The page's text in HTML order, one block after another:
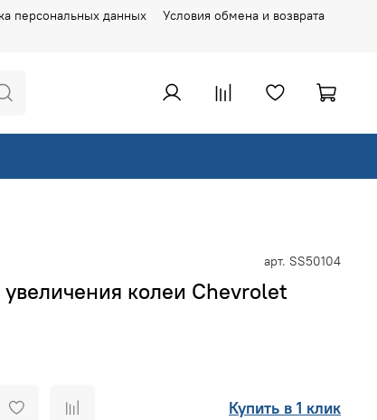
персональных данных Условия обмена и возврата
арт. SS50104
увеличения колеи Chevrolet
Купить в 1 клик